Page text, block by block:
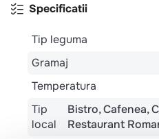
Specificatii
Tip leguma
Gramaj
Temperatura
Tip
local
Bistro Cafenea
Restaurant